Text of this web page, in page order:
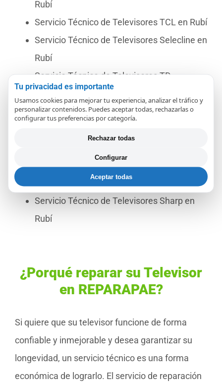
Rubí
Servicio Técnico de Televisores TCL en Rubí
Servicio Técnico de Televisores Selecline en
Rubí
Servicio Técnico de Televisores TD
Systems en Rubí
Servicio Técnico de Televisores OK en Rubí
Servicio Técnico de Televisores Blaupunkt
Servicio Técnico de Televisores Sharp en
Rubí
¿Porqué reparar su Televisor
en REPARAPAE?
Si quiere que su televisor funcione de forma
confiable y inmejorable y desea garantizar su
longevidad, un servicio técnico es una forma
económica de lograrlo. El servicio de reparación
Tu privacidad es importante
Usamos cookies para mejorar tu experiencia, analizar el tráfico y
personalizar contenidos. Puedes aceptar todas, rechazarlas o
configurar tus preferencias por categoría.
Rechazar todas
Configurar
Aceptar todas